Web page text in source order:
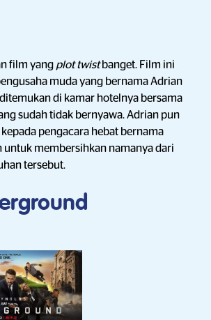
film yang plot twistbanget. Film ini
muda yang bernama Adrian
di kamar hotelnya bersama
sudah tidak bernyawa. Adrian pun
pengacara hebat bernama
untuk membersihkan namanya dari
tersebut.